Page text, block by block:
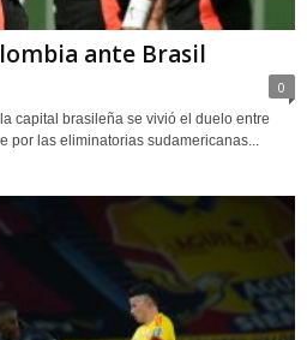
ante Brasil
0
capital brasileña se vivió el duelo entre
por las eliminatorias sudamericanas...